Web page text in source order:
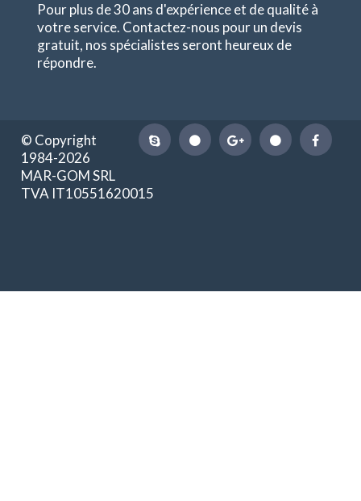
Pour plus de 30 ans d'expérience et de qualité à
votre service. Contactez-nous pour un devis
gratuit, nos spécialistes seront heureux de
répondre.
© Copyright
1984-2026
MAR-GOM SRL
TVA IT10551620015